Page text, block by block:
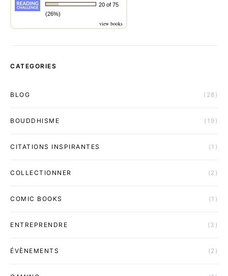
20 of 75
(26%)
view books
CATEGORIES
BLOG (28)
BOUDDHISME (19)
CITATIONS INSPIRANTES (1)
COLLECTIONNER (2)
COMIC BOOKS (1)
ENTREPRENDRE (3)
ÉVÈNEMENTS (2)